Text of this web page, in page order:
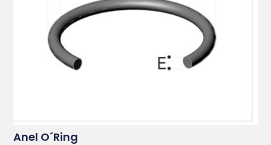
Anel O´ring